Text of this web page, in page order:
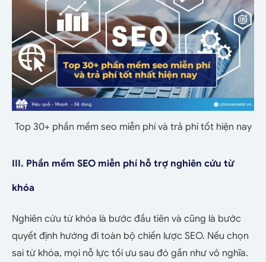
Top 30+ phần mềm seo miễn phí và trả phí tốt hiện nay
III. Phần mềm SEO miễn phí hỗ trợ nghiên cứu từ
khóa
Nghiên cứu từ khóa là bước đầu tiên và cũng là bước
quyết định hướng đi toàn bộ chiến lược SEO. Nếu chọn
sai từ khóa, mọi nỗ lực tối ưu sau đó gần như vô nghĩa.